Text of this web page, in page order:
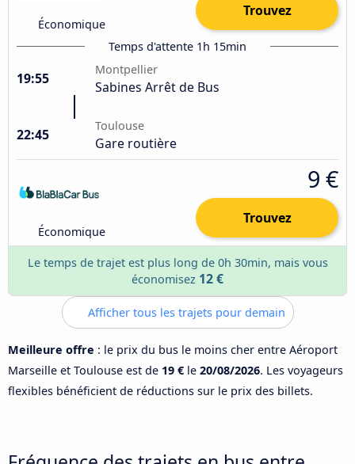
Économique
Trouvez
Temps d'attente 1h 15min
19:55
Montpellier
Sabines Arrêt de Bus
22:45
Toulouse
Gare routière
Économique
9 €
Trouvez
Le temps de trajet est plus long de 0h 30min, mais vous
économisez 12 €
Afficher tous les trajets pour demain
Meilleure offre : le prix du bus le moins cher entre Aéroport
Marseille et Toulouse est de 19 € le 20/08/2026. Les voyageurs
flexibles bénéficient de réductions sur le prix des billets.